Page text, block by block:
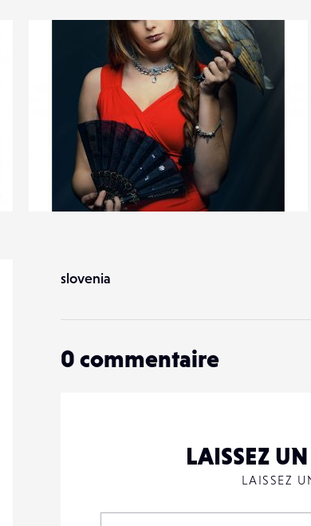
13
slovenia
0 commentaire
LAISSEZ
LAISSEZ